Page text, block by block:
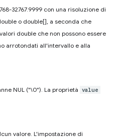
32767.9999 con una risoluzione di
o double[], a seconda che
double che non possono essere
arrotondati all'intervallo e alla
NUL ("\0"). La proprietà value
valore. L'impostazione di